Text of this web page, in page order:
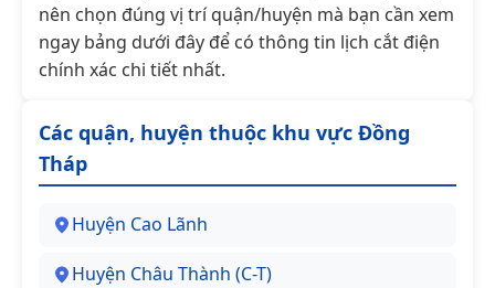
nên chọn đúng vị trí quận/huyện mà bạn cần xem
ngay bảng dưới đây để có thông tin lịch cắt điện
chính xác chi tiết nhất.
Các quận, huyện thuộc khu vực Đồng
Tháp
Huyện Cao Lãnh
Huyện Châu Thành (C-T)